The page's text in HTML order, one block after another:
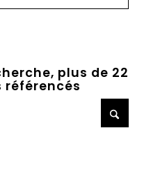
plus de 22
référencés